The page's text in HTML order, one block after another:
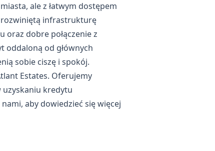
ale z łatwym dostępem
rozwiniętą infrastrukturę
oraz dobre połączenie z
oddaloną od głównych
sobie ciszę i spokój.
Estates. Oferujemy
kredytu
aby dowiedzieć się więcej